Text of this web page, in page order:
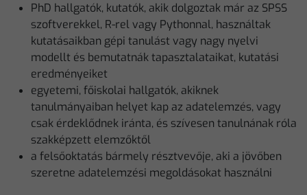
PhD hallgatók, kutatók, akik dolgoztak már az SPSS
szoftverekkel, R-rel vagy Pythonnal, használtak
kutatásaikban gépi tanulást vagy nagy nyelvi
modellt és bemutatnák tapasztalataikat, kutatási
eredményeiket
egyetemi, főiskolai hallgatók, akiknek
tanulmányaiban helyet kap az adatelemzés, vagy
csak érdeklődnek iránta, és szívesen tanulnának róla
szakképzett elemzőktől
a felsőoktatás bármely résztvevője, aki a jövőben
szeretne adatelemzési megoldásokat használni